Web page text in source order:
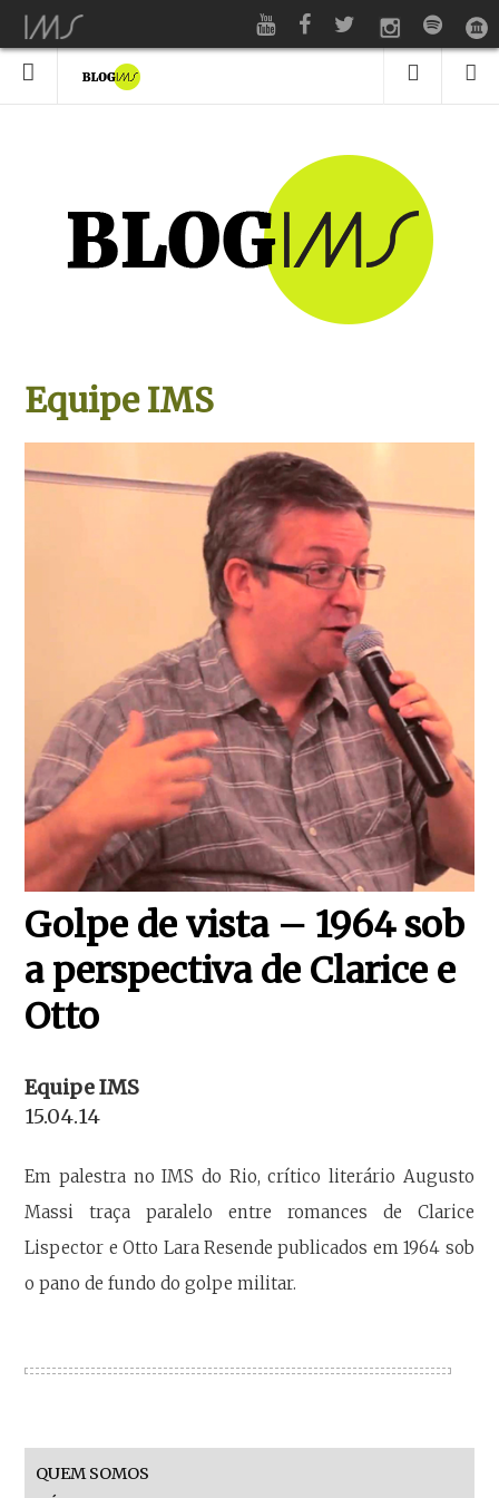
Equipe IMS
Golpe de vista – 1964 sob
a perspectiva de Clarice e
Otto
Equipe IMS
15.04.14
Em palestra no IMS do Rio, crítico literário Augusto
Massi traça paralelo entre romances de Clarice
Lispector e Otto Lara Resende publicados em 1964 sob
o pano de fundo do golpe militar.
QUEM SOMOS